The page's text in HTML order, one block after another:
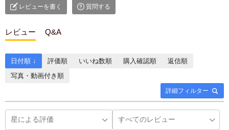
レビューを書く 質問する
レビュー Q&A
詳細フィルター
日付順 ↓ 評価順 いいね数順 購入確認順
返信順
写真・動画付き順